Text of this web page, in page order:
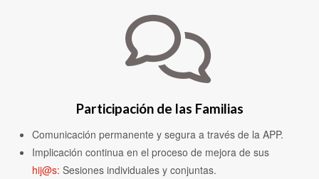
Participación de las Familias
Comunicación permanente y segura a través de la APP.
Implicación continua en el proceso de mejora de sus
hij@s: Sesiones individuales y conjuntas.